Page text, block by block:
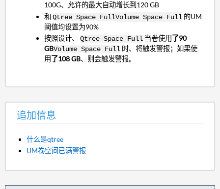
100G、允许的最大自动增长到120 GB
和Qtree Space FullVolume Space Full 的UM
阈值均设置为90%
按照设计、Qtree Space Full 当卷使用 了90
GBVolume Space Full 时、将触发警报；如果使
用 了108 GB、则会触发警报。
追加信息
什么是qtree
UM卷空间已满警报